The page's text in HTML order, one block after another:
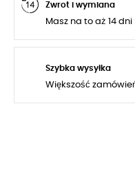
Zwrot i wymiana
Masz na to aż 14 dni
Szybka wysyłka
Większość